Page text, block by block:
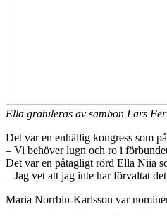
Ella gratuleras av sambon Lars
Det var en enhällig kongress som
– Vi behöver lugn och ro i
Det var en påtagligt rörd Ella Niia
– Jag vet att jag inte har förvaltat
Maria Norrbin-Karlsson var